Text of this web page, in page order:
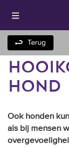
Houden
Terug
HOND
Ook honden
als bij mensen